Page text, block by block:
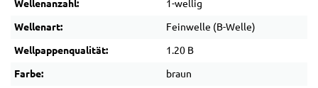
Wellenanzahl: 1-wellig
Wellenart: Feinwelle (B-Welle)
Wellpappenqualität: 1.20 B
Farbe: braun